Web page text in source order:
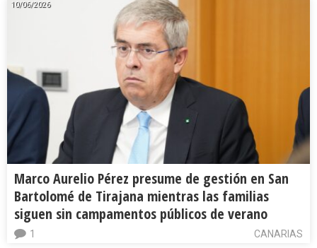
10/06/2026
Marco Aurelio Pérez presume de gestión en San
Bartolomé de Tirajana mientras las familias
siguen sin campamentos públicos de verano
CANARIAS
1